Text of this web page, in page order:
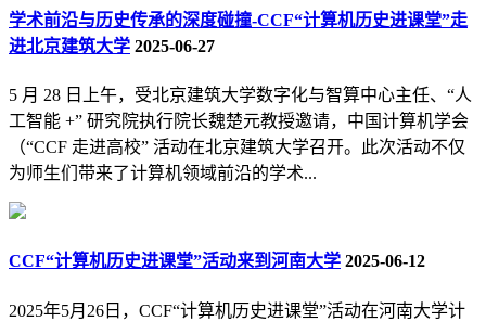
学术前沿与历史传承的深度碰撞-CCF“计算机历史进课堂”走
进北京建筑大学 2025-06-27
5 月 28 日上午，受北京建筑大学数字化与智算中心主任、“人
工智能 +” 研究院执行院长魏楚元教授邀请，中国计算机学会
（“CCF 走进高校” 活动在北京建筑大学召开。此次活动不仅
为师生们带来了计算机领域前沿的学术...
CCF“计算机历史进课堂”活动来到河南大学 2025-06-12
2025年5月26日，CCF“计算机历史进课堂”活动在河南大学计